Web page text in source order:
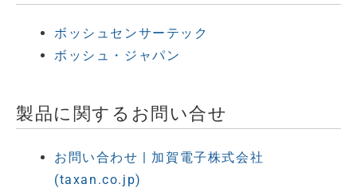
ボッシュセンサーテック
ボッシュ・ジャパン
製品に関するお問い合せ
お問い合わせ | 加賀電子株式会社
(taxan.co.jp)